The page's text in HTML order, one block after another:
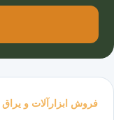
فروش ابزارآلات و یراق